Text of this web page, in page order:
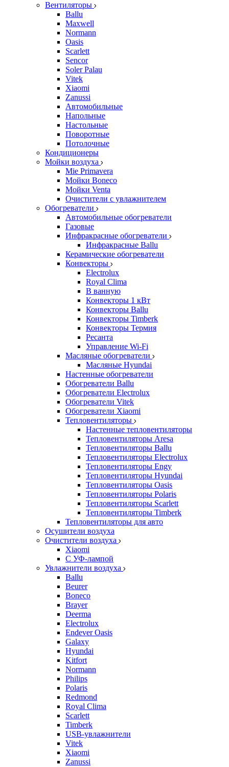
Вентиляторы
Ballu
Maxwell
Normann
Oasis
Scarlett
Sencor
Soler Palau
Vitek
Xiaomi
Zanussi
Автомобильные
Напольные
Настольные
Поворотные
Потолочные
Кондиционеры
Мойки воздуха
Mie Primavera
Мойки Boneco
Мойки Venta
Очистители с увлажнителем
Обогреватели
Автомобильные обогреватели
Газовые
Инфракрасные обогреватели
Инфракрасные Ballu
Керамические обогреватели
Конвекторы
Electrolux
Royal Clima
В ванную
Конвекторы 1 кВт
Конвекторы Ballu
Конвекторы Timberk
Конвекторы Термия
Ресанта
Управление Wi-Fi
Масляные обогреватели
Масляные Hyundai
Настенные обогреватели
Обогреватели Ballu
Обогреватели Electrolux
Обогреватели Vitek
Обогреватели Xiaomi
Тепловентиляторы
Настенные тепловентиляторы
Тепловентиляторы Aresa
Тепловентиляторы Ballu
Тепловентиляторы Electrolux
Тепловентиляторы Engy
Тепловентиляторы Hyundai
Тепловентиляторы Oasis
Тепловентиляторы Polaris
Тепловентиляторы Scarlett
Тепловентиляторы Timberk
Тепловентиляторы для авто
Осушители воздуха
Очистители воздуха
Xiaomi
С УФ-лампой
Увлажнители воздуха
Ballu
Beurer
Boneco
Brayer
Deerma
Electrolux
Endever Oasis
Galaxy
Hyundai
Kitfort
Normann
Philips
Polaris
Redmond
Royal Clima
Scarlett
Timberk
USB-увлажнители
Vitek
Xiaomi
Zanussi